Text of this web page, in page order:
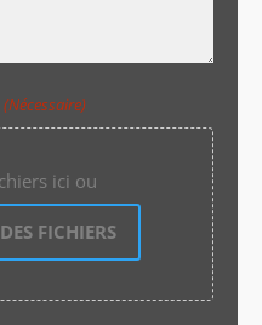
(Nécessaire)
ici ou
FICHIERS